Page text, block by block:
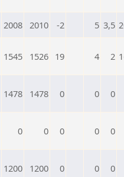
2008 2010 -2 5 3,5
1545 1526 19 4 2
1478 1478 0 0 0
0 0 0 0 0
1200 1200 0 0 0